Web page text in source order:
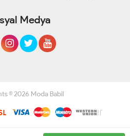
Medya
© 2026 Moda Babil